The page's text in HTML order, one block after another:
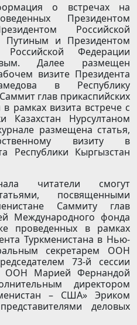
о встречах на
Президентом
Российской
Путиным и Президентом
Российской Федерации
Далее размещен
визите Президента
в Республику
глав прикаспийских
рамках визита встрече с
Казахстан Нурсултаном
размещена статья,
визиту в
Республики Кыргызстан
читатели смогут
посвященными
Саммиту глав
Международного фонда
проведенных в рамках
Туркменистана в Нью-
секретарем ООН
73-й сессии
ООН Марией Фернандой
директором
– США» Эриком
деловых